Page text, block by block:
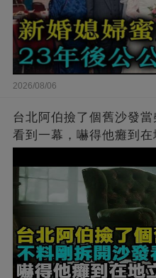
2026/08/06
台北阿伯撿了個舊沙發
看到一幕，嚇得他癱到